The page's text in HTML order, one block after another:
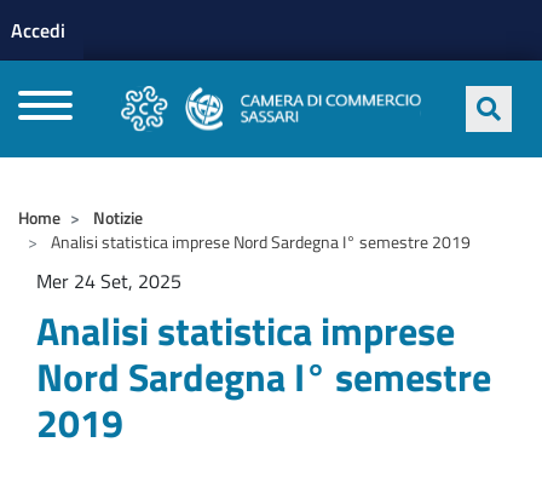
profilo utente
Accedi
Home
Notizie
Analisi statistica imprese Nord Sardegna I° semestre 2019
Mer 24 Set, 2025
Analisi statistica imprese
Nord Sardegna I° semestre
2019